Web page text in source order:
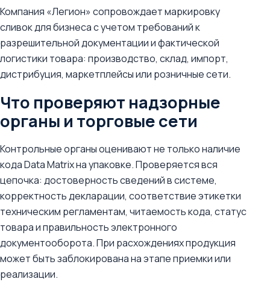
Компания «Легион» сопровождает маркировку
сливок для бизнеса с учетом требований к
разрешительной документации и фактической
логистики товара: производство, склад, импорт,
дистрибуция, маркетплейсы или розничные сети.
Что проверяют надзорные
органы и торговые сети
Контрольные органы оценивают не только наличие
кода Data Matrix на упаковке. Проверяется вся
цепочка: достоверность сведений в системе,
корректность декларации, соответствие этикетки
техническим регламентам, читаемость кода, статус
товара и правильность электронного
документооборота. При расхождениях продукция
может быть заблокирована на этапе приемки или
реализации.